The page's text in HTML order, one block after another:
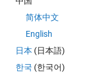
il 20 Ago 2021
简体中文
English
日本 (日本語)
한국 (한국어)